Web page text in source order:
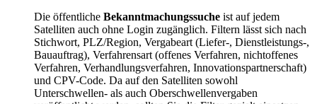
Die öffentliche Bekanntmachungssuche ist auf jedem
Satelliten auch ohne Login zugänglich. Filtern lässt sich nach
Stichwort, PLZ/Region, Vergabeart (Liefer-, Dienstleistungs-,
Bauauftrag), Verfahrensart (offenes Verfahren, nichtoffenes
Verfahren, Verhandlungsverfahren, Innovationspartnerschaft)
und CPV-Code. Da auf den Satelliten sowohl
Unterschwellen- als auch Oberschwellenvergaben